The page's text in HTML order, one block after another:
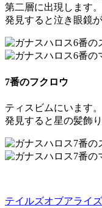
第二層に出現します。
発見すると泣き眼鏡
7番のフクロウ
ティスビムにいます。
発見すると星の髪飾り
テイルズオブアライ